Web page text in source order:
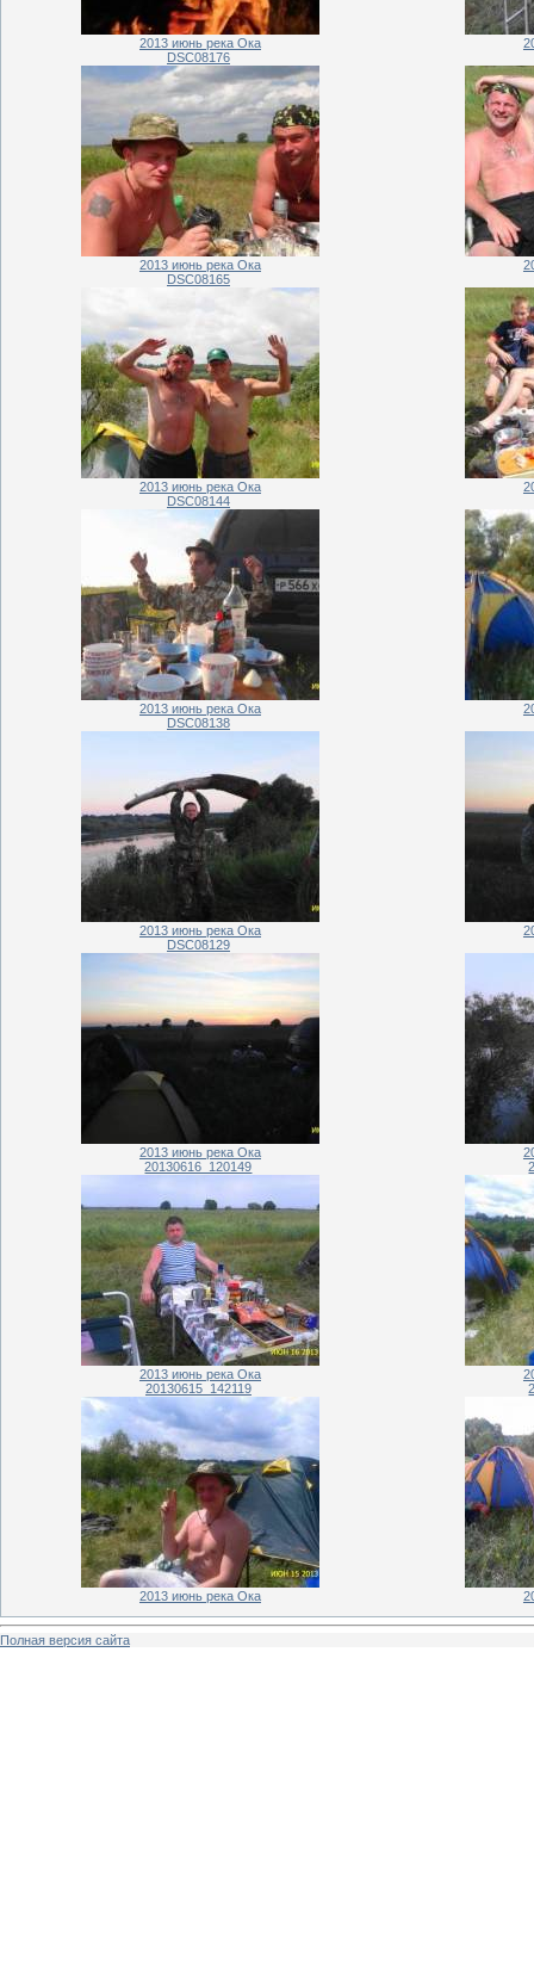
2013 июнь река Ока
DSC08176
2013 июнь река Ока
DSC08165
2013 июнь река Ока
DSC08144
2013 июнь река Ока
DSC08138
2013 июнь река Ока
DSC08129
2013 июнь река Ока
20130616_120149
2013 июнь река Ока
20130615_142119
2013 июнь река Ока
Полная версия сайта